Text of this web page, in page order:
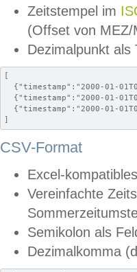
Zeitstempel im
(Offset von MEZ/
Dezimalpunkt als
[
{"timestamp":"2000-01-
{"timestamp":"2000-01-
{"timestamp":"2000-01-
]
CSV-Format
Excel-
Vereinfachte
Semikolon als
Dezimalkomma